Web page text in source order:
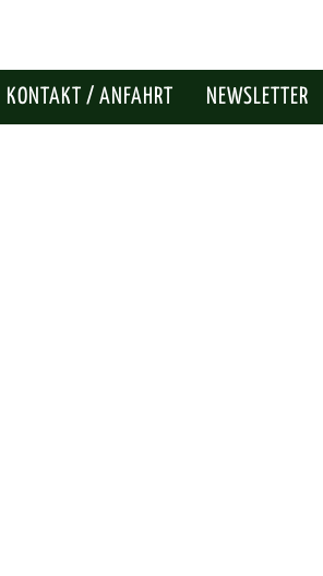
KONTAKT / ANFAHRT NEWSLETTER